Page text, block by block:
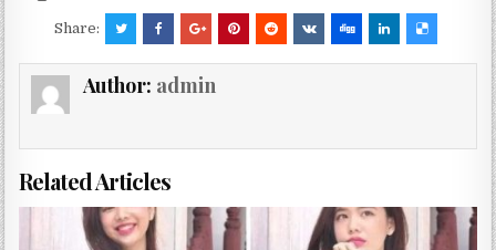
Share:
Author: admin
Related Articles